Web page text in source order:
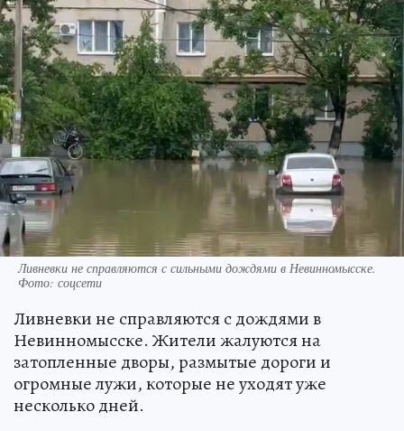
Ливневки не справляются с сильными дождями в Невинномысске.
Фото: соцсети
Ливневки не справляются с дождями в
Невинномысске. Жители жалуются на
затопленные дворы, размытые дороги и
огромные лужи, которые не уходят уже
несколько дней.